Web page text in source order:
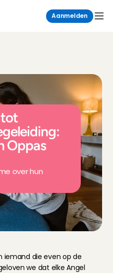
Aanmelden
Oppas
over hun
iemand die even op de
we dat elke Angel